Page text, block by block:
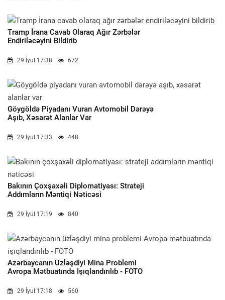
Tramp İrana Cavab Olaraq Ağır Zərbələr
Endiriləcəyini Bildirib
29 İyul 17:38 672
Göygöldə Piyadanı Vuran Avtomobil Dərəyə
Aşıb, Xəsarət Alanlar Var
29 İyul 17:33 448
Bakının Çoxşaxəli Diplomatiyası: Strateji
Addımların Məntiqi Nəticəsi
29 İyul 17:19 840
Azərbaycanın Üzləşdiyi Mina Problemi
Avropa Mətbuatında Işıqlandırılıb - FOTO
29 İyul 17:18 560